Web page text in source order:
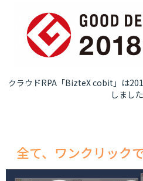
クラウドRPA「BizteX cobit」は
しました
全て、ワンクリック